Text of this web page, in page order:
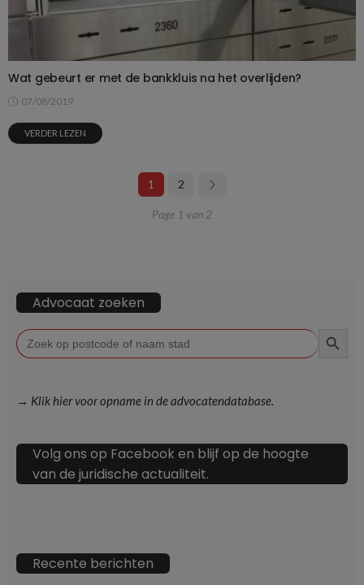
Wat gebeurt er met de bankkluis na het overlijden?
07/08/2019
VERDER LEZEN
1 2
Page 1 van 2
Advocaat zoeken
Zoek
naar:
→ Klik hier voor opname in de advocatendatabase.
Volg ons op Facebook en blijf op de hoogte
van de juridische actualiteit.
Recente berichten